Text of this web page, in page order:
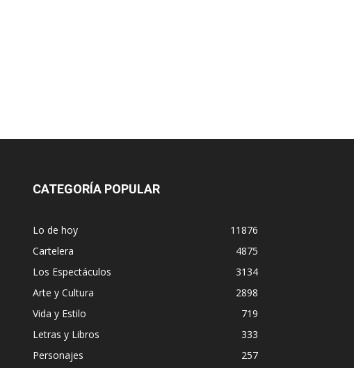
CATEGORÍA POPULAR
Lo de hoy
11876
Cartelera
4875
Los Espectáculos
3134
Arte y Cultura
2898
Vida y Estilo
719
Letras y Libros
333
Personajes
257